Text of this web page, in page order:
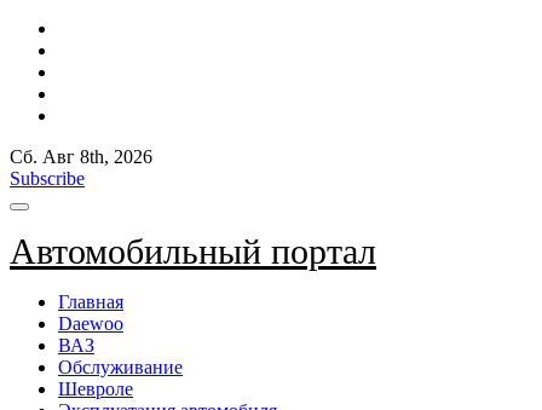
Сб. Авг 8th, 2026
Subscribe
Автомобильный портал
Главная
Daewoo
ВАЗ
Обслуживание
Шевроле